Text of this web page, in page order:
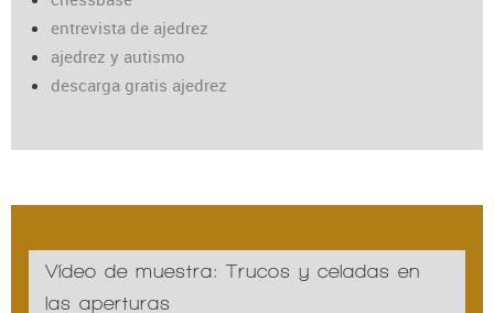
entrevista de ajedrez
ajedrez y autismo
descarga gratis ajedrez
Vídeo de muestra: Trucos y celadas en
las aperturas